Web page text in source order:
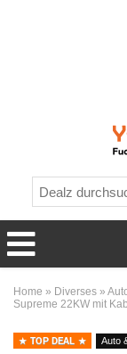
Home » Diverses »
Supreme 22KW mit
TOP DEAL Auto